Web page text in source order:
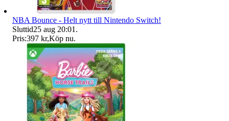
NBA Bounce - Helt nytt till Nintendo Switch!
Sluttid25 aug 20:01 .
Pris:397 kr,Köp nu.